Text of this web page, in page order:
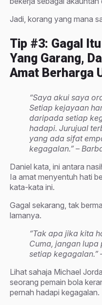
Jadi, korang yang mana
Tip #3: Gagal
Yang Garang,
Amat Berharga
“Saya akui saya
Setiap kejayaan
daripada setiap
hadapi. Jurujual
yang ada sifat
kegagalan.” –
Daniel kata, ini antara
Ia amat menyentuh hati
kata-kata ini.
Gagal sekarang, tak
lamanya.
“Tak apa jika kita
Cuma, jangan
setiap kegagalan.”
Lihat sahaja Michael
seorang pemain bola
pernah hadapi kegagalan.